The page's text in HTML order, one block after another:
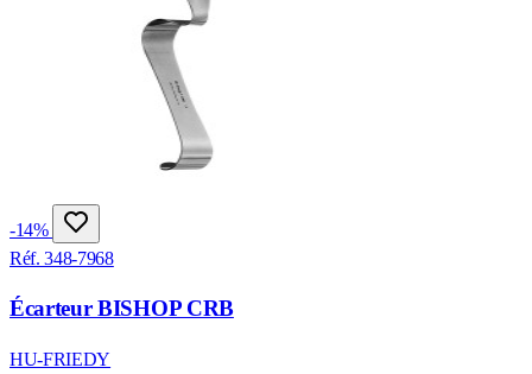
-14%
Réf. 348-7968
Écarteur BISHOP CRB
HU-FRIEDY